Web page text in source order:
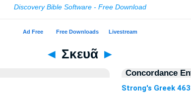
◄ Σκευᾶ ►
Concordance
Strong's Greek